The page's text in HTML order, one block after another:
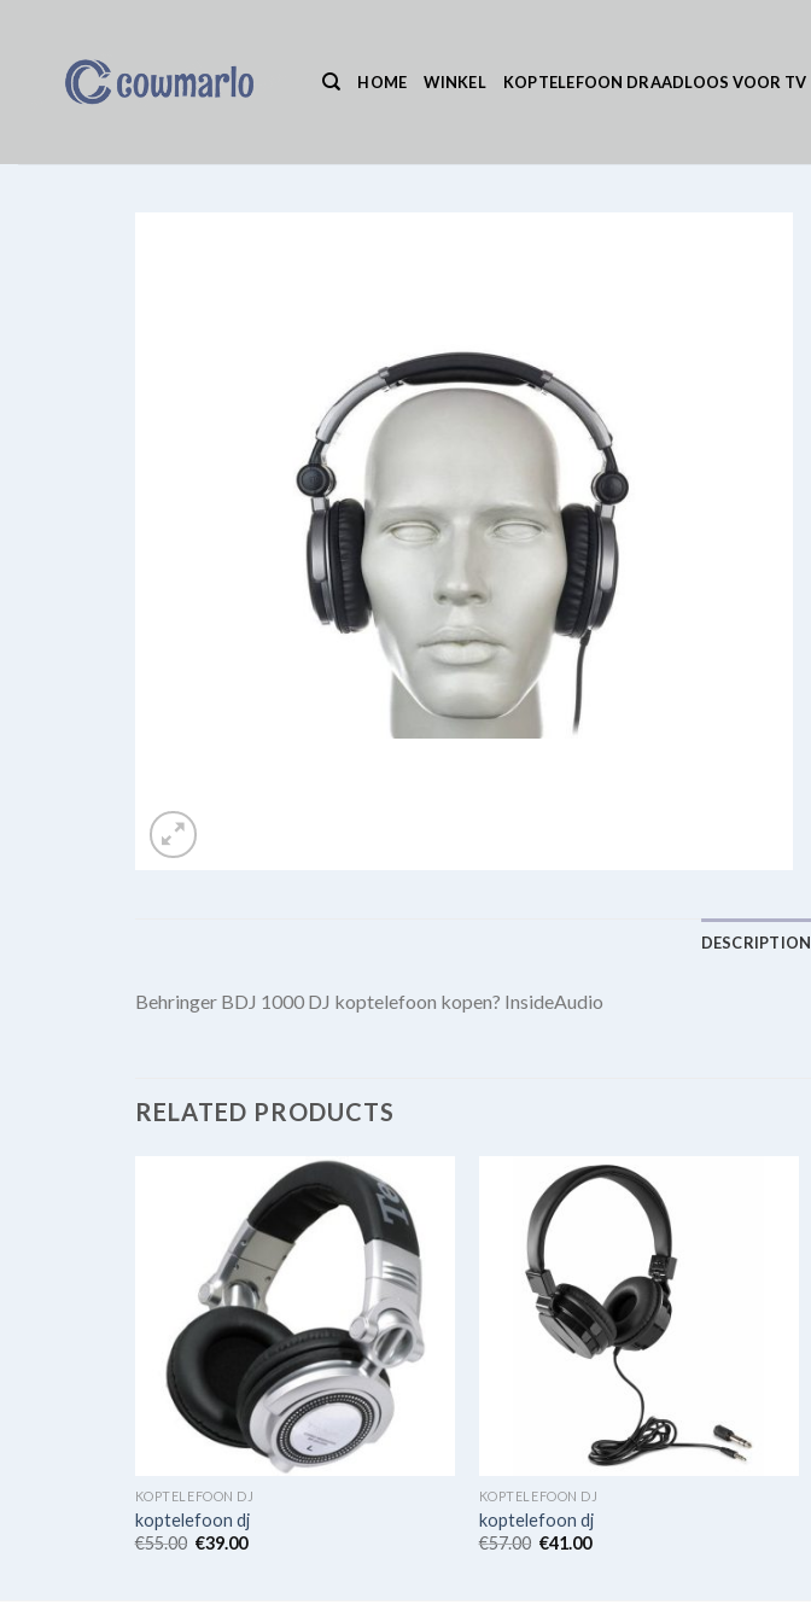
HOME WINKEL KOPTELEFOON DRAADLOOS VOOR TV
DESCRIPTION
Behringer BDJ 1000 DJ koptelefoon kopen? InsideAudio
RELATED PRODUCTS
KOPTELEFOON DJ
koptelefoon dj
€55.00 €39.00
KOPTELEFOON DJ
koptelefoon dj
€57.00 €41.00